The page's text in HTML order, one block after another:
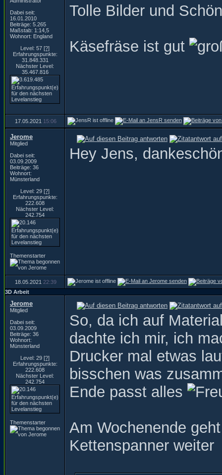
Dabei seit:
16.01.2010
Beiträge: 5.265
Maßstab: 1:14,5
Wohnort: England
Level: 57 [?]
Erfahrungspunkte:
31.848.331
Nächster Level:
35.467.816
Tolle Bilder und
Käsefräse ist gut
17.05.2021 15:06
Jerome
Mitglied
Dabei seit:
03.09.2009
Beiträge: 36
Wohnort:
Münsterland
Level: 29 [?]
Erfahrungspunkte:
222.608
Nächster Level:
242.754
Themenstarter
Hey Jens,
18.05.2021 22:39
3D Arbeit
Jerome
Mitglied
Dabei seit:
03.09.2009
Beiträge: 36
Wohnort:
Münsterland
Level: 29 [?]
Erfahrungspunkte:
222.608
Nächster Level:
242.754
Themenstarter
So, da ich auf
dachte ich mir, ich
Drucker mal etwas
bisschen was
Ende passt alles
Am Wochenende
Kettenspanner weiter